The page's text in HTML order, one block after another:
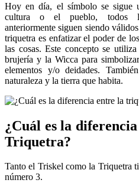
Hoy en día, el símbolo se sigue
cultura o el pueblo, todos
anteriormente siguen siendo
triquetra es enfatizar el poder de
las cosas. Este concepto se
brujería y la Wicca para
elementos y/o deidades.
naturaleza y la tierra que habita.
¿Cuál es la
Triquetra?
Tanto el Triskel como la Triquetra
número 3.